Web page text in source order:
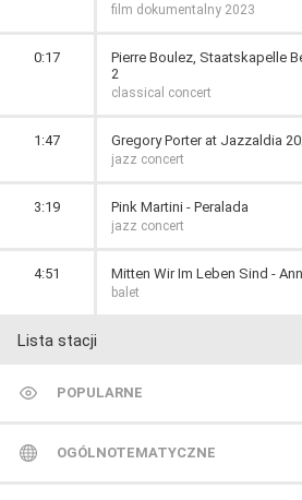
film dokumentalny 2023
0:17
Pierre Boulez, Staatskapelle
2
classical concert
1:47 Gregory Porter at Jazzaldia
jazz concert
3:19 Pink Martini - Peralada
jazz concert
4:51 Mitten Wir Im Leben Sind -
balet
Lista stacji
POPULARNE
TVP 1
OGÓLNOTEMATYCZNE